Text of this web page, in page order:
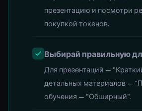
презентацию и посмотри
покупкой токенов.
Выбирай правильную
Для презентаций —
детальных материалов —
обучения — "Обширный".